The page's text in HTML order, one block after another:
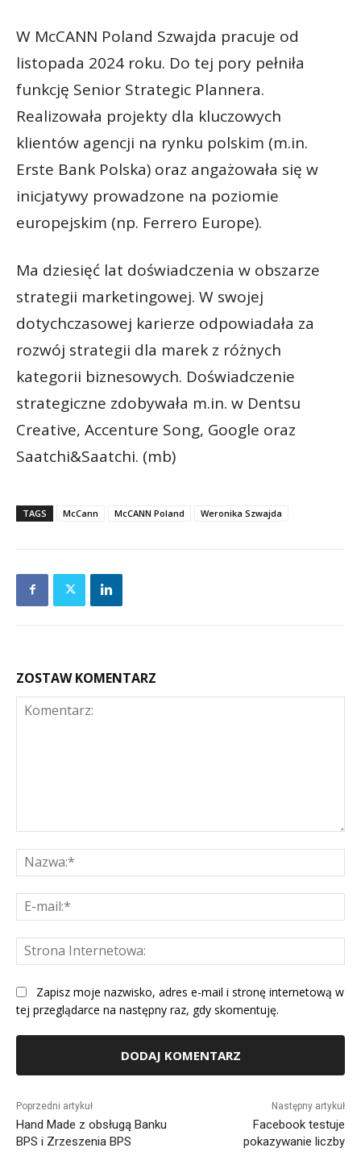
W McCANN Poland Szwajda pracuje od
listopada 2024 roku. Do tej pory pełniła
funkcję Senior Strategic Plannera.
Realizowała projekty dla kluczowych
klientów agencji na rynku polskim (m.in.
Erste Bank Polska) oraz angażowała się w
inicjatywy prowadzone na poziomie
europejskim (np. Ferrero Europe).
Ma dziesięć lat doświadczenia w obszarze
strategii marketingowej. W swojej
dotychczasowej karierze odpowiadała za
rozwój strategii dla marek z różnych
kategorii biznesowych. Doświadczenie
strategiczne zdobywała m.in. w Dentsu
Creative, Accenture Song, Google oraz
Saatchi&Saatchi. (mb)
TAGS McCann McCANN Poland Weronika Szwajda
ZOSTAW KOMENTARZ
Zapisz moje nazwisko, adres e-mail i stronę internetową w
tej przeglądarce na następny raz, gdy skomentuję.
Poprzedni artykuł
Hand Made z obsługą Banku
BPS i Zrzeszenia BPS
Następny artykuł
Facebook testuje
pokazywanie liczby